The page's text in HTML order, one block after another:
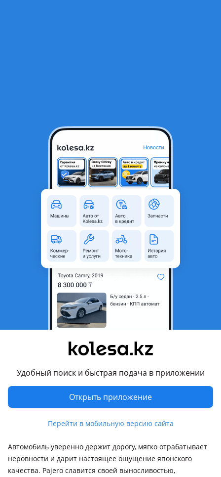
Удобный поиск и быстрая подача в приложении
Открыть приложение
Перейти в мобильную версию сайта
Mitsubishi Montero 2002 года
Проверенный продавец
1999 - 2006 3 поколение
Объем двигателя, л
3.5 (бензин)
473 491 км
Коробка передач
Слева
Растаможен в Казахстане
Комментарий продавца
Mitsubishi Montero 2002 — легендарный внедорожник,
который до сих пор ценится за свою надежность,
проходимость и комфорт. Полный привод Super Select,
высокий клиренс и мощный двигатель делают его
Автомобиль уверенно держит дорогу, мягко отрабатывает
неровности и дарит настоящее ощущение японского
качества. Pajero славится своей выносливостью,